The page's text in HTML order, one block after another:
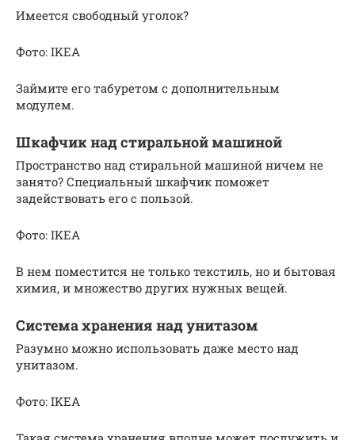
Имеется свободный уголок?
Фото: IKEA
Займите его табуретом с дополнительным
модулем.
Шкафчик над стиральной машиной
Пространство над стиральной машиной ничем не
занято? Специальный шкафчик поможет
задействовать его с пользой.
Фото: IKEA
В нем поместится не только текстиль, но и бытовая
химия, и множество других нужных вещей.
Система хранения над унитазом
Разумно можно использовать даже место над
унитазом.
Фото: IKEA